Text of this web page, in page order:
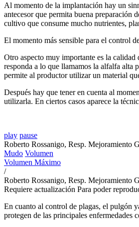
Al momento de la implantación hay un
antecesor que permita buena preparación
cultivo que consume mucho nutrientes,
El momento más sensible para el control
Otro aspecto muy importante es la
responda a lo que llamamos la alfalfa alta
permite al productor utilizar un material
Después hay que tener en cuenta al
utilizarla. En ciertos casos aparece la
play pause
Roberto Rossanigo, Resp. Mejoramiento
Mudo Volumen
Volumen Máximo
/
Roberto Rossanigo, Resp. Mejoramiento
Requiere actualización Para poder
En cuanto al control de plagas, el pulgón
protegen de las principales